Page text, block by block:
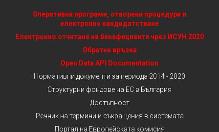
Оперативни програми, отворени процедури и
електронно кандидатстване
Електронно отчитане на бенефициенти чрез ИСУН 2020
Обратна връзка
Open Data API Documentation
Нормативни документи за периода 2014 - 2020
Структурни фондове на ЕС в България
Достъпност
Речник на термини и съкращения в системата
Портал на Европейската комисия